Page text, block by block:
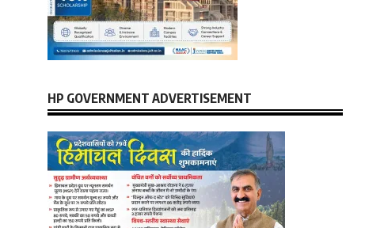
HP GOVERNMENT ADVERTISEMENT